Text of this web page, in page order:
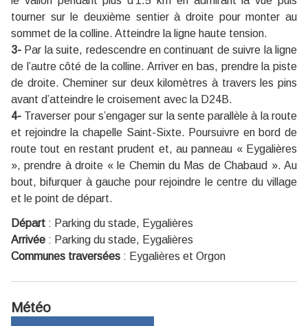
tourner sur le deuxième sentier à droite pour monter au
sommet de la colline. Atteindre la ligne haute tension.
3- Par la suite, redescendre en continuant de suivre la ligne
de l’autre côté de la colline. Arriver en bas, prendre la piste
de droite. Cheminer sur deux kilomètres à travers les pins
avant d’atteindre le croisement avec la D24B.
4- Traverser pour s’engager sur la sente parallèle à la route
et rejoindre la chapelle Saint-Sixte. Poursuivre en bord de
route tout en restant prudent et, au panneau « Eygalières
», prendre à droite « le Chemin du Mas de Chabaud ». Au
bout, bifurquer à gauche pour rejoindre le centre du village
et le point de départ.
Départ : Parking du stade, Eygalières
Arrivée : Parking du stade, Eygalières
Communes traversées : Eygalières et Orgon
Météo